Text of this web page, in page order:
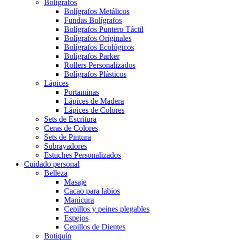
Bolígrafos
Bolígrafos Metálicos
Fundas Bolígrafos
Bolígrafos Puntero Táctil
Bolígrafos Originales
Bolígrafos Ecológicos
Bolígrafos Parker
Rollers Personalizados
Bolígrafos Plásticos
Lápices
Portaminas
Lápices de Madera
Lápices de Colores
Sets de Escritura
Ceras de Colores
Sets de Pintura
Subrayadores
Estuches Personalizados
Cuidado personal
Belleza
Masaje
Cacao para labios
Manicura
Cepillos y peines plegables
Espejos
Cepillos de Dientes
Botiquín